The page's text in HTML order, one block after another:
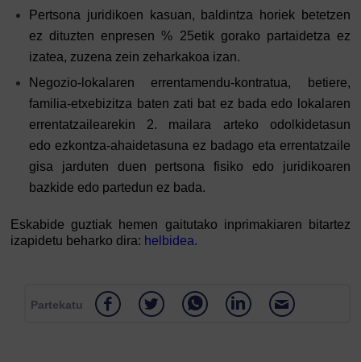
Pertsona juridikoen kasuan, baldintza horiek betetzen
ez dituzten enpresen % 25etik gorako partaidetza ez
izatea, zuzena zein zeharkakoa izan.
Negozio-lokalaren errentamendu-kontratua, betiere,
familia-etxebizitza baten zati bat ez bada edo lokalaren
errentatzailearekin 2. mailara arteko odolkidetasun
edo ezkontza-ahaidetasuna ez badago eta errentatzaile
gisa jarduten duen pertsona fisiko edo juridikoaren
bazkide edo partedun ez bada.
Eskabide guztiak hemen gaitutako inprimakiaren bitartez
izapidetu beharko dira: helbidea.
Partekatu